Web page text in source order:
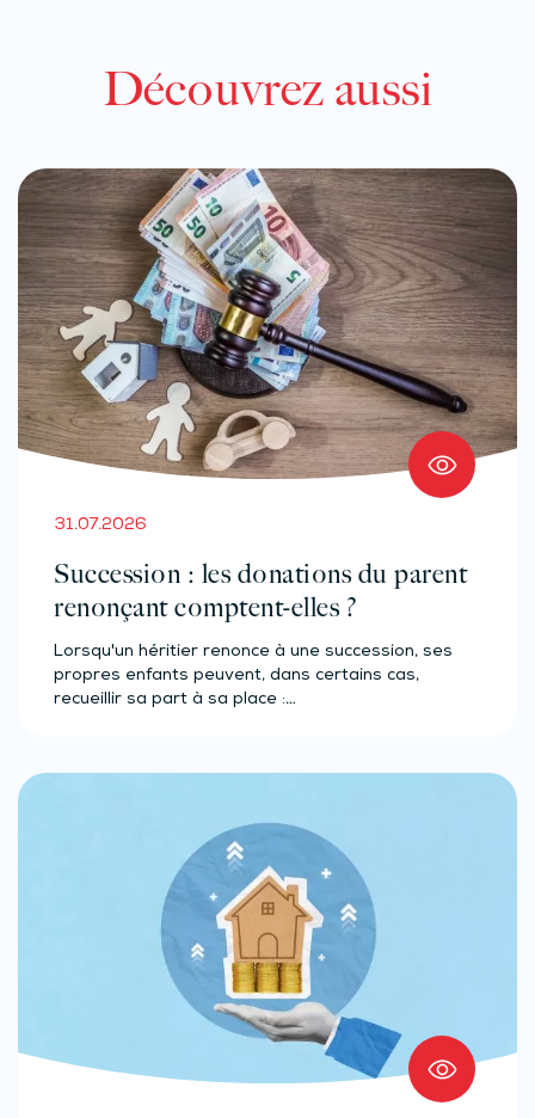
Découvrez aussi
31.07.2026
Succession : les donations du parent
renonçant comptent-elles ?
Lorsqu'un héritier renonce à une succession, ses
propres enfants peuvent, dans certains cas,
recueillir sa part à sa place :…